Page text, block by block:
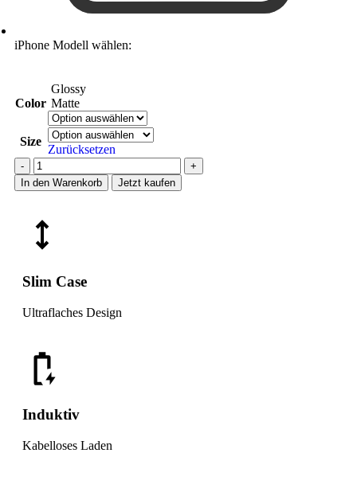
iPhone Modell wählen:
Color
Glossy
Matte
Size
Zurücksetzen
In den Warenkorb Jetzt kaufen
Slim Case
Ultraflaches Design
Induktiv
Kabelloses Laden